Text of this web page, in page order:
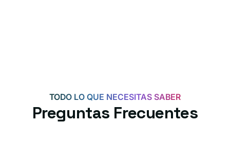
Android,
iPhone
15,
TODO LO QUE NECESITAS SABER
Preguntas Frecuentes